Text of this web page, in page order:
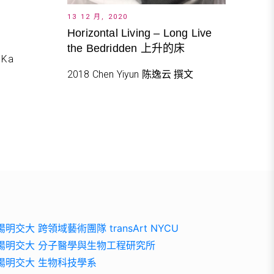
13 12 月, 2020
Horizontal Living – Long Live
the Bedridden 上升的床
2018 Chen Yiyun 陈逸云 撰文
明交大 跨領域藝術團隊 transArt NYCU
明交大 分子醫學與生物工程研究所
明交大 生物科技學系